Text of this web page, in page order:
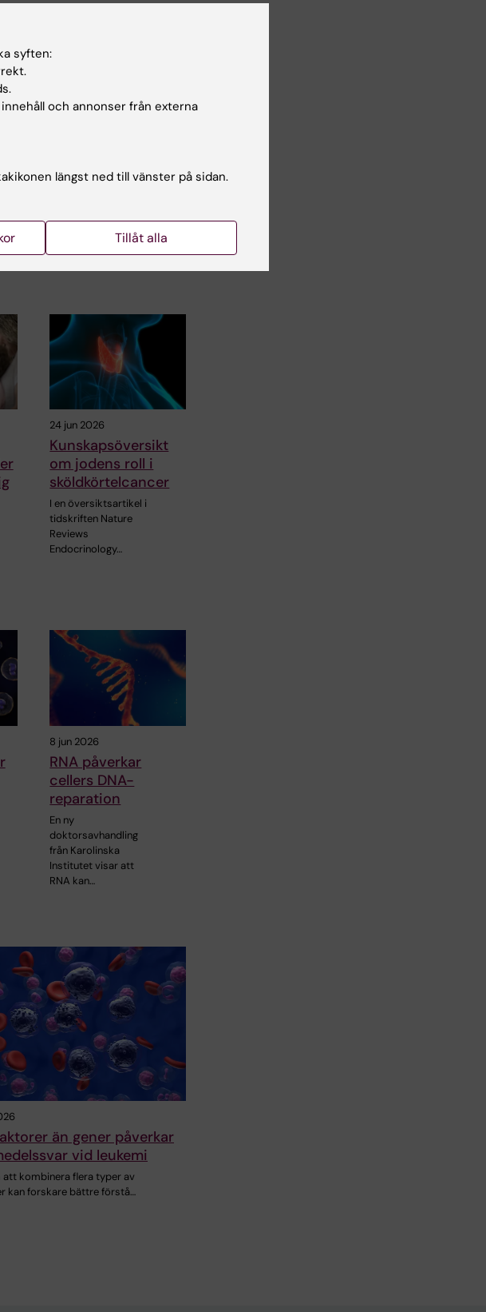
24 jun 2026
Kunskapsöversikt
om jodens roll i
sköldkörtelcancer
I en översiktsartikel i
tidskriften Nature
Reviews
Endocrinology…
8 jun 2026
RNA påverkar
cellers DNA-
reparation
En ny
doktorsavhandling
från Karolinska
Institutet visar att
RNA kan…
än gener påverkar
vid leukemi
att kombinera flera typer av
kan forskare bättre förstå…
syften:
och annonser från externa
längst ned till vänster på sidan.
Tillåt alla